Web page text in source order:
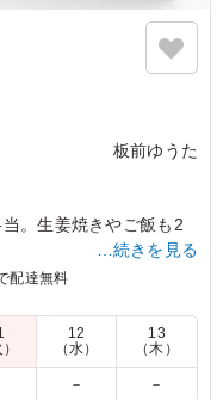
板前ゆうた
。生姜焼きやご飯も2
り人気なので欠かせ
冷めたご飯の場合白
がありますが、白米
…続きを見る
配達無料
12
（水）
13
（木）
－ －